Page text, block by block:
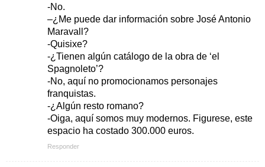
-No.
–¿Me puede dar información sobre José Antonio
Maravall?
-Quisixe?
-¿Tienen algún catálogo de la obra de ‘el
Spagnoleto’?
-No, aquí no promocionamos personajes
franquistas.
-¿Algún resto romano?
-Oiga, aquí somos muy modernos. Figurese, este
espacio ha costado 300.000 euros.
Responder